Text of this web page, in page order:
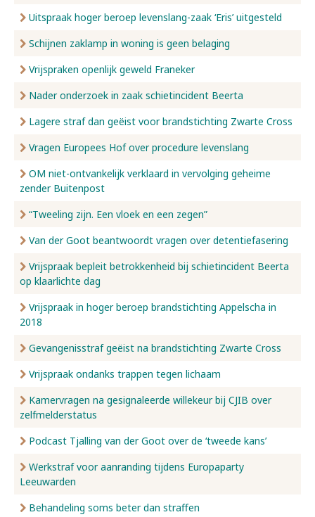
Uitspraak hoger beroep levenslang-zaak ‘Eris’ uitgesteld
Schijnen zaklamp in woning is geen belaging
Vrijspraken openlijk geweld Franeker
Nader onderzoek in zaak schietincident Beerta
Lagere straf dan geëist voor brandstichting Zwarte Cross
Vragen Europees Hof over procedure levenslang
OM niet-ontvankelijk verklaard in vervolging geheime
zender Buitenpost
“Tweeling zijn. Een vloek en een zegen”
Van der Goot beantwoordt vragen over detentiefasering
Vrijspraak bepleit betrokkenheid bij schietincident Beerta
op klaarlichte dag
Vrijspraak in hoger beroep brandstichting Appelscha in
2018
Gevangenisstraf geëist na brandstichting Zwarte Cross
Vrijspraak ondanks trappen tegen lichaam
Kamervragen na gesignaleerde willekeur bij CJIB over
zelfmelderstatus
Podcast Tjalling van der Goot over de ‘tweede kans’
Werkstraf voor aanranding tijdens Europaparty
Leeuwarden
Behandeling soms beter dan straffen